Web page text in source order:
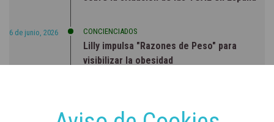
6 de junio, 2026 CONCIENCIADOS
Lilly impulsa "Razones de Peso" para
visibilizar la obesidad
Real Academia Nacional de Farmacia: un